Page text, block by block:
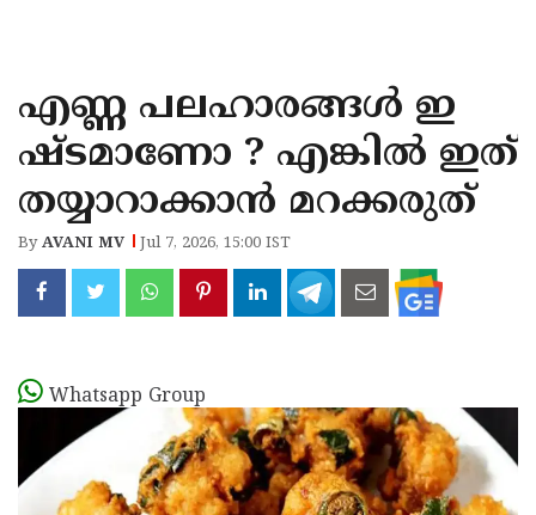
KANNUR
KASARAGOD
എണ്ണ പലഹാരങ്ങൾ ഇ
ഷ്ടമാണോ ? എങ്കിൽ ഇത്
തയ്യാറാക്കാൻ മറക്കരുത്
ByAVANI MV Jul 7, 2026, 15:00 IST
Whatsapp Group